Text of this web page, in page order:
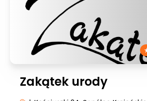
Zakątek urody